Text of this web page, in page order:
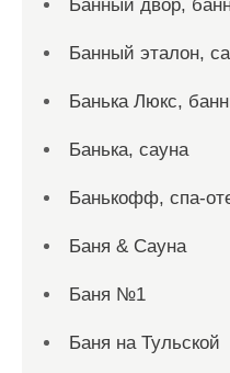
Банный двор,
Банный эталон,
Банька Люкс,
Банька, сауна
Банькофф, спа-
Баня & Сауна
Баня №1
Баня на Тульской